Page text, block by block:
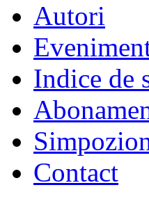
Autori
Indice de
Contact